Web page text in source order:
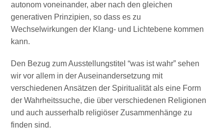
autonom voneinander, aber nach den gleichen
generativen Prinzipien, so dass es zu
Wechselwirkungen der Klang- und Lichtebene kommen
kann.
Den Bezug zum Ausstellungstitel “was ist wahr” sehen
wir vor allem in der Auseinandersetzung mit
verschiedenen Ansätzen der Spiritualität als eine Form
der Wahrheitssuche, die über verschiedenen Religionen
und auch ausserhalb religiöser Zusammenhänge zu
finden sind.